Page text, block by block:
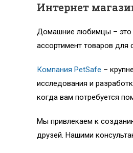
Интернет
Домашние любимцы – это
ассортимент товаров для
Компания PetSafe –
исследования и
когда вам потребуется
Мы привлекаем к
друзей. Нашими